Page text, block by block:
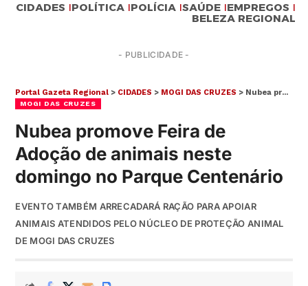
CIDADES POLÍTICA POLÍCIA SAÚDE EMPREGOS
BELEZA REGIONAL
- PUBLICIDADE -
Portal Gazeta Regional > CIDADES > MOGI DAS CRUZES > Nubea promove Feira de Adoção de animais neste domingo no Parque Centenário
MOGI DAS CRUZES
Nubea promove Feira de
Adoção de animais neste
domingo no Parque Centenário
EVENTO TAMBÉM ARRECADARÁ RAÇÃO PARA APOIAR
ANIMAIS ATENDIDOS PELO NÚCLEO DE PROTEÇÃO ANIMAL
DE MOGI DAS CRUZES